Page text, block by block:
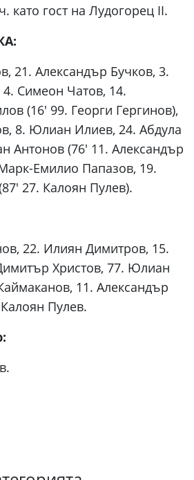
като гост на Лудогорец II.
21. Александър Бучков, 3.
Симеон Чатов, 14.
(16′ 99. Георги Гергинов),
8. Юлиан Илиев, 24. Абдула
Антонов (76′ 11. Александър
Емилио Папазов, 19.
27. Калоян Пулев).
22. Илиян Димитров, 15.
Христов, 77. Юлиан
11. Александър
Пулев.